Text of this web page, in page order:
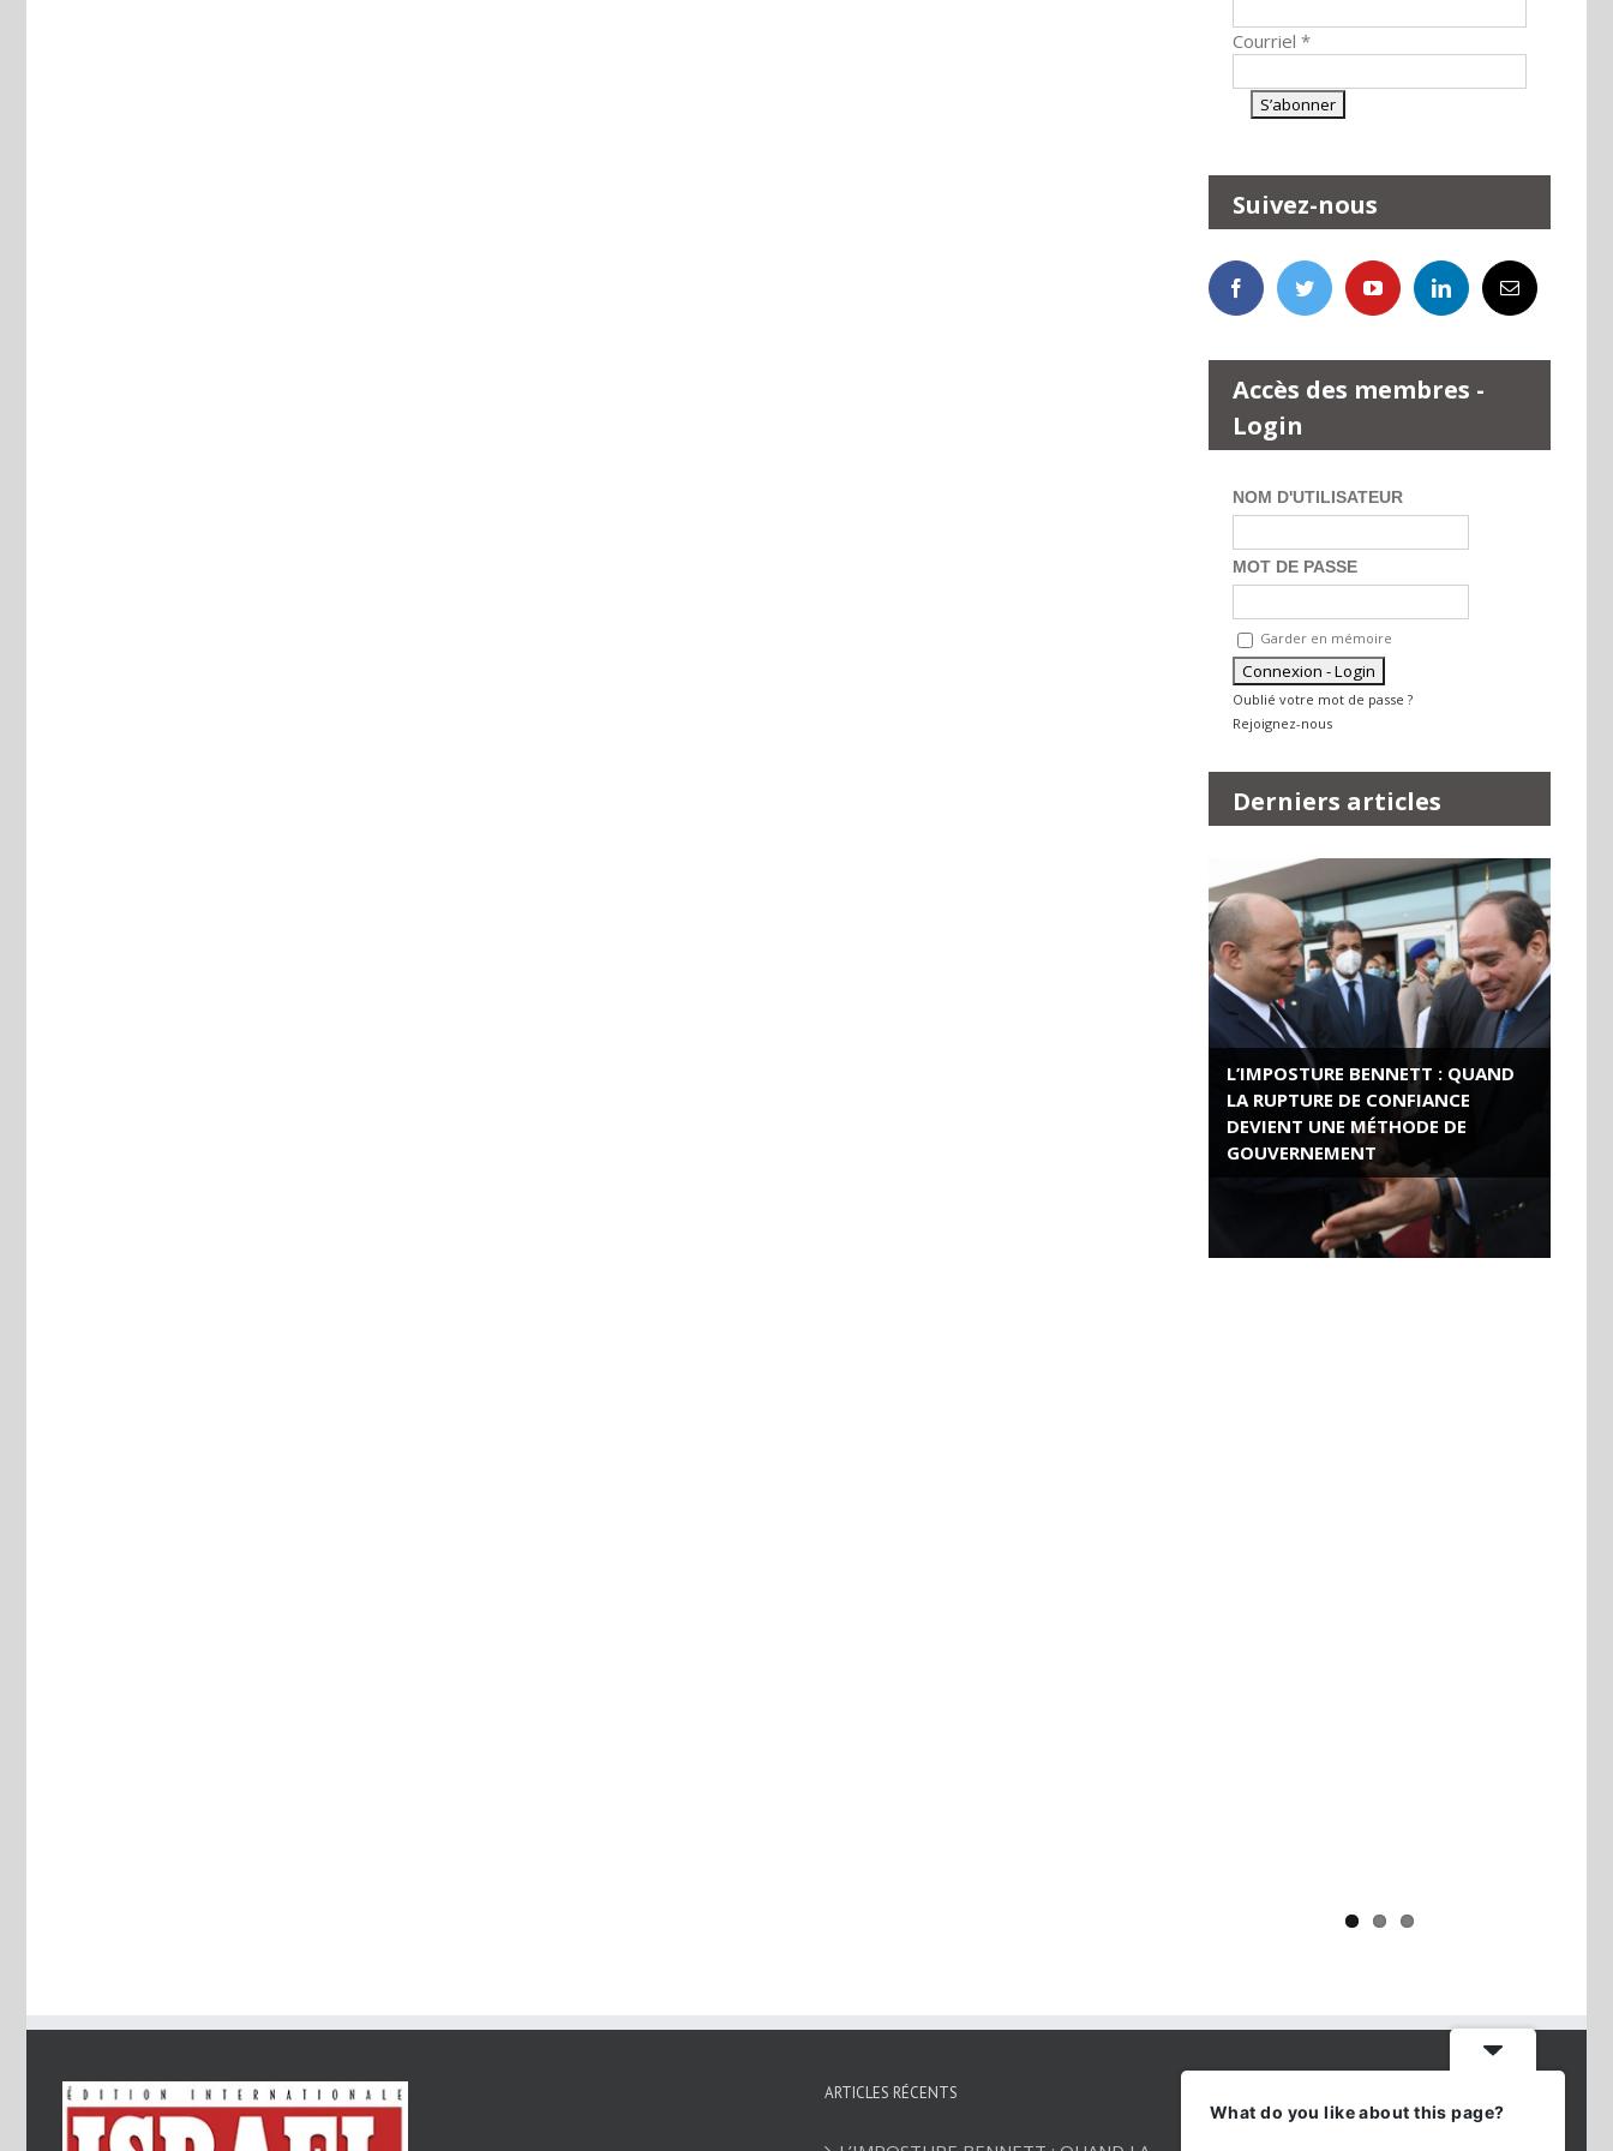
Courriel *
Suivez-nous
Accès des membres -
Login
NOM D'UTILISATEUR
MOT DE PASSE
Garder en mémoire
Oublié votre mot de passe ?
Rejoignez-nous
Derniers articles
L’IMPOSTURE BENNETT : QUAND
LA RUPTURE DE CONFIANCE
DEVIENT UNE MÉTHODE DE
GOUVERNEMENT
ROSE VALLAND, HEROÏNE DE LA
RESISTANCE FRANÇAISE
ARTICLES RÉCENTS
What do you like about this page?